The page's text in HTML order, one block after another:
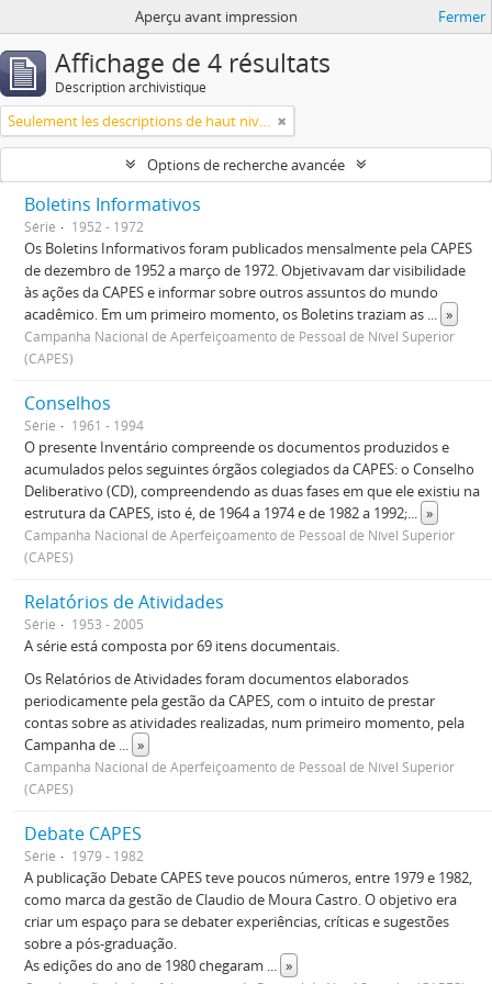
Aperçu avant impression Fermer
Affichage de 4 résultats
Description archivistique
Seulement les descriptions de haut niveau
Options de recherche avancée
Boletins Informativos
Série 1952 - 1972
Os Boletins Informativos foram publicados mensalmente pela CAPES
de dezembro de 1952 a março de 1972. Objetivavam dar visibilidade
às ações da CAPES e informar sobre outros assuntos do mundo
acadêmico. Em um primeiro momento, os Boletins traziam as ... »
Campanha Nacional de Aperfeiçoamento de Pessoal de Nível Superior
(CAPES)
Conselhos
Série 1961 - 1994
O presente Inventário compreende os documentos produzidos e
acumulados pelos seguintes órgãos colegiados da CAPES: o Conselho
Deliberativo (CD), compreendendo as duas fases em que ele existiu na
estrutura da CAPES, isto é, de 1964 a 1974 e de 1982 a 1992;... »
Campanha Nacional de Aperfeiçoamento de Pessoal de Nível Superior
(CAPES)
Relatórios de Atividades
Série 1953 - 2005
A série está composta por 69 itens documentais.
Os Relatórios de Atividades foram documentos elaborados
periodicamente pela gestão da CAPES, com o intuito de prestar
contas sobre as atividades realizadas, num primeiro momento, pela
Campanha de ... »
Campanha Nacional de Aperfeiçoamento de Pessoal de Nível Superior
(CAPES)
Debate CAPES
Série 1979 - 1982
A publicação Debate CAPES teve poucos números, entre 1979 e 1982,
como marca da gestão de Claudio de Moura Castro. O objetivo era
criar um espaço para se debater experiências, críticas e sugestões
sobre a pós-graduação.
As edições do ano de 1980 chegaram ... »